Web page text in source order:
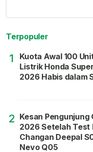
Terpopuler
1
Kuota Awal 100
Listrik Honda
2026 Habis dalam
2 Kesan Pengunjung
2026 Setelah Test
Changan Deepal
Nevo Q05